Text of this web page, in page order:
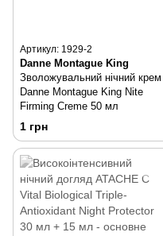
Артикул: 1929-2
Danne Montague King
Зволожувальний нічний крем
Danne Montague King Nite
Firming Creme 50 мл
1 грн